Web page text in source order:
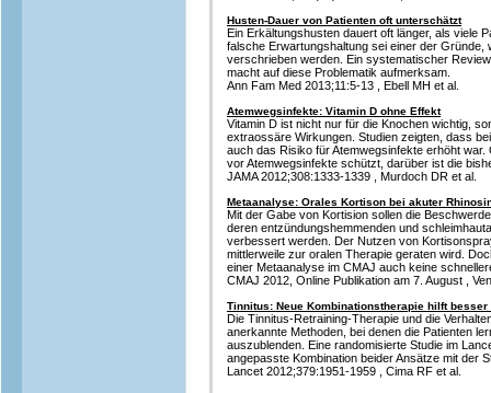
Husten-Dauer von Patienten oft unterschätzt
Ein Erkältungshusten dauert oft länger, als viele
falsche Erwartungshaltung sei einer der Gründe,
verschrieben werden. Ein systematischer
macht auf diese Problematik aufmerksam.
Ann Fam Med 2013;11:5-13 , Ebell MH et al.
Atemwegsinfekte: Vitamin D ohne Effekt
Vitamin D ist nicht nur für die Knochen wichtig,
extraossäre Wirkungen. Studien zeigten, dass
auch das Risiko für Atemwegsinfekte erhöht war.
vor Atemwegsinfekte schützt, darüber ist die
JAMA 2012;308:1333-1339 , Murdoch DR et al.
Metaanalyse: Orales Kortison bei akuter
Mit der Gabe von Kortision sollen die
deren entzündungshemmenden und
verbessert werden. Der Nutzen von
mittlerweile zur oralen Therapie geraten wird.
einer Metaanalyse im CMAJ auch keine
CMAJ 2012, Online Publikation am 7. August ,
Tinnitus: Neue Kombinationstherapie hilft
Die Tinnitus-Retraining-Therapie und die
anerkannte Methoden, bei denen die Patienten
auszublenden. Eine randomisierte Studie im
angepasste Kombination beider Ansätze mit der
Lancet 2012;379:1951-1959 , Cima RF et al.